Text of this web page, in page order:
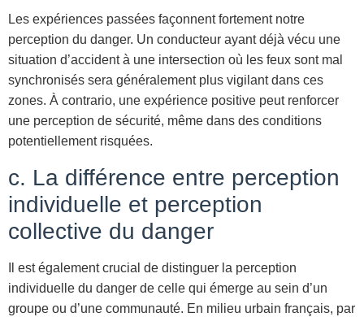
Les expériences passées façonnent fortement notre
perception du danger. Un conducteur ayant déjà vécu une
situation d’accident à une intersection où les feux sont mal
synchronisés sera généralement plus vigilant dans ces
zones. À contrario, une expérience positive peut renforcer
une perception de sécurité, même dans des conditions
potentiellement risquées.
c. La différence entre perception
individuelle et perception
collective du danger
Il est également crucial de distinguer la perception
individuelle du danger de celle qui émerge au sein d’un
groupe ou d’une communauté. En milieu urbain français, par